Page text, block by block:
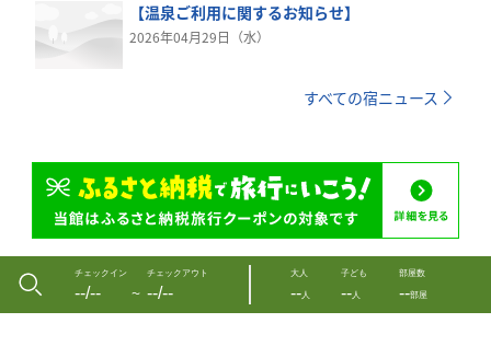
【温泉ご利用に関するお知らせ】
2026年04月29日（水）
すべての宿ニュース
チェックイン
--/-- 〜
チェックアウト
--/--
大人
--人
子ども
--人
部屋数
--部屋